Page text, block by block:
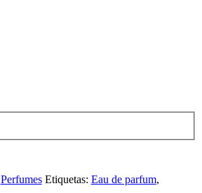
Perfumes Etiquetas: Eau de parfum,